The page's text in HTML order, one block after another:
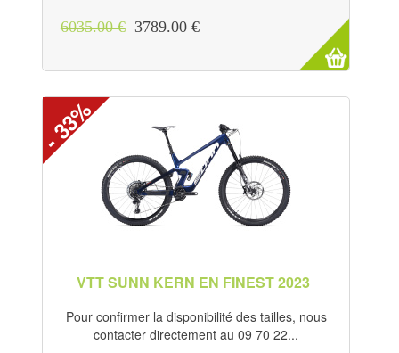
6035.00 € 3789.00 €
- 33%
VTT SUNN KERN EN FINEST 2023
Pour confirmer la disponibilité des tailles, nous
contacter directement au 09 70 22...